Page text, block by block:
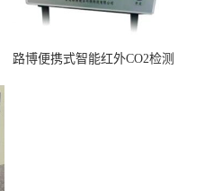
路博便携式智能红外CO2检测